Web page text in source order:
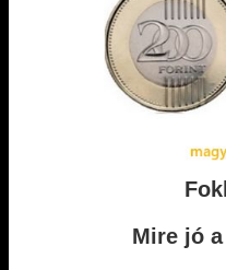
Mire jó